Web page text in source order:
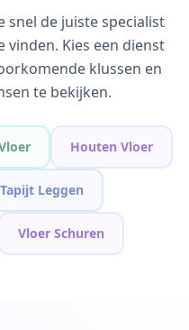
snel de juiste specialist
vinden. Kies een dienst
klussen en
te bekijken.
Houten Vloer
Tapijt Leggen
Vloer Schuren